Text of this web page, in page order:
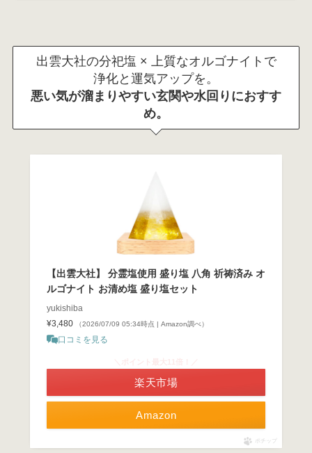
出雲大社の分祀塩 × 上質なオルゴナイトで
浄化と運気アップを。
悪い気が溜まりやすい玄関や水回りにおすす
め。
【出雲大社】 分霊塩使用 盛り塩 八角 祈祷済み オ
ルゴナイト お清め塩 盛り塩セット
yukishiba
¥3,480
（2026/07/09 05:34時点 | Amazon調べ）
口コミを見る
Amazon
楽天市場
ポチップ